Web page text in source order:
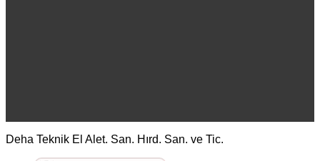
Deha Teknik El Alet. San. Hırd. San. ve Tic.